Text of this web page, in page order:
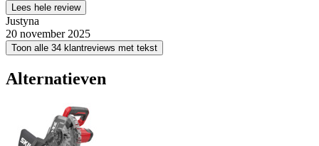
Lees hele review
Justyna
20 november 2025
Toon alle 34 klantreviews met tekst
Alternatieven